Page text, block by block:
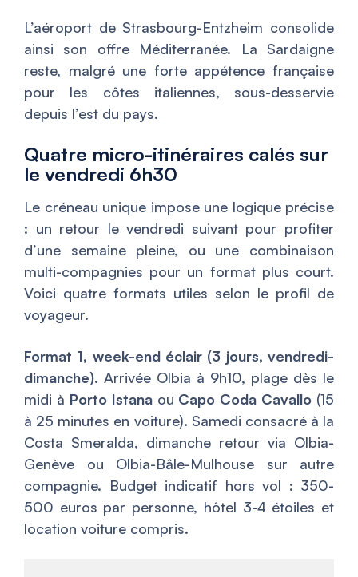
L’aéroport de Strasbourg-Entzheim consolide
ainsi son offre Méditerranée. La Sardaigne
reste, malgré une forte appétence française
pour les côtes italiennes, sous-desservie
depuis l’est du pays.
Quatre micro-itinéraires calés sur
le vendredi 6h30
Le créneau unique impose une logique précise
: un retour le vendredi suivant pour profiter
d’une semaine pleine, ou une combinaison
multi-compagnies pour un format plus court.
Voici quatre formats utiles selon le profil de
voyageur.
Format 1, week-end éclair (3 jours, vendredi-
dimanche). Arrivée Olbia à 9h10, plage dès le
midi à Porto Istanaou Capo Coda Cavallo (15
à 25 minutes en voiture). Samedi consacré à la
Costa Smeralda, dimanche retour via Olbia-
Genève ou Olbia-Bâle-Mulhouse sur autre
compagnie. Budget indicatif hors vol : 350-
500 euros par personne, hôtel 3-4 étoiles et
location voiture compris.